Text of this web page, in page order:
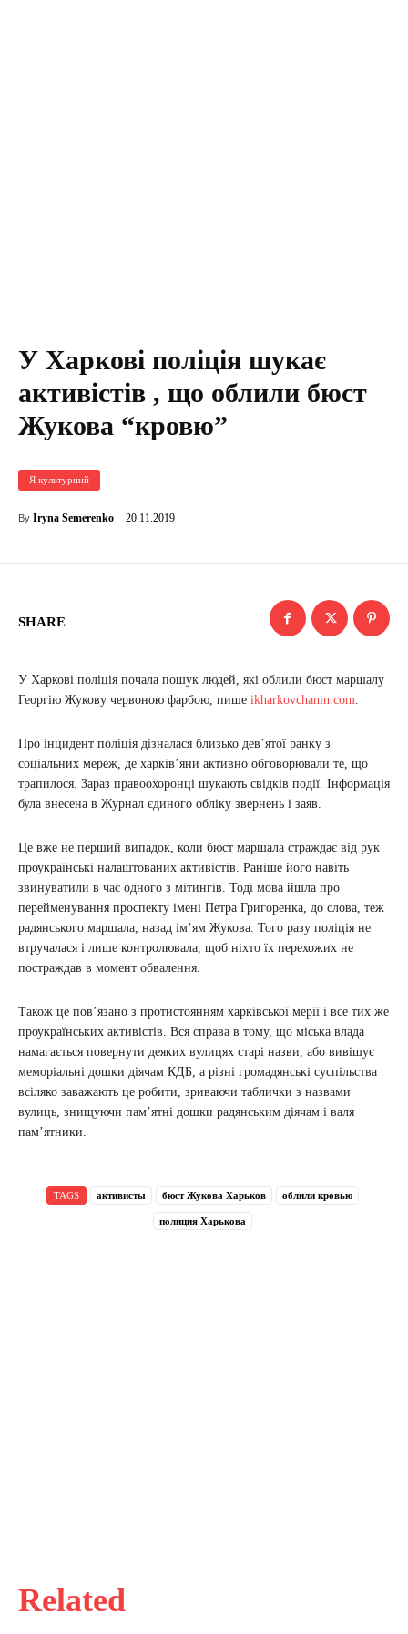
У Харкові поліція шукає
активістів , що облили бюст
Жукова “кровю”
Я культурний
By Iryna Semerenko 20.11.2019
Related
SHARE
У Харкові поліція почала пошук людей, які облили бюст маршалу
Георгію Жукову червоною фарбою, пише ikharkovchanin.com.
Про інцидент поліція дізналася близько дев’ятої ранку з
соціальних мереж, де харків’яни активно обговорювали те, що
трапилося. Зараз правоохоронці шукають свідків події. Інформація
була внесена в Журнал єдиного обліку звернень і заяв.
Це вже не перший випадок, коли бюст маршала страждає від рук
проукраїнські налаштованих активістів. Раніше його навіть
звинуватили в час одного з мітингів. Тоді мова йшла про
перейменування проспекту імені Петра Григоренка, до слова, теж
радянського маршала, назад ім’ям Жукова. Того разу поліція не
втручалася і лише контролювала, щоб ніхто їх перехожих не
постраждав в момент обвалення.
Також це пов’язано з протистоянням харківської мерії і все тих же
проукраїнських активістів. Вся справа в тому, що міська влада
намагається повернути деяких вулицях старі назви, або вивішує
меморіальні дошки діячам КДБ, а різні громадянські суспільства
всіляко заважають це робити, зриваючи таблички з назвами
вулиць, знищуючи пам’ятні дошки радянським діячам і валя
пам’ятники.
TAGS активисты бюст Жукова Харьков облили кровью
полиция Харькова